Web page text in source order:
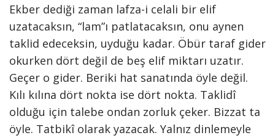
Ekber dediği zaman lafza-i celali bir elif
uzatacaksın, “lam”ı patlatacaksın, onu aynen
taklid edeceksin, uyduğu kadar. Öbür taraf gider
okurken dört değil de beş elif miktarı uzatır.
Geçer o gider. Beriki hat sanatında öyle değil.
Kılı kılına dört nokta ise dört nokta. Taklidî
olduğu için talebe ondan zorluk çeker. Bizzat ta
öyle. Tatbikî olarak yazacak. Yalnız dinlemeyle